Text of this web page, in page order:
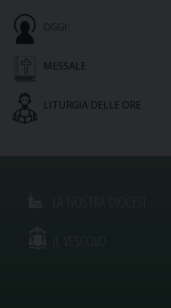
OGGI:
MESSALE
LITURGIA DELLE ORE
IL VESCOVO